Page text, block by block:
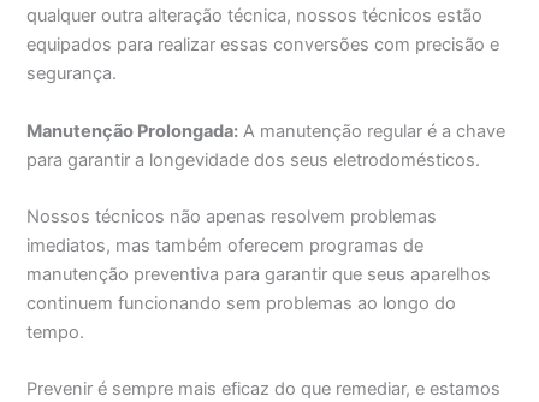
qualquer outra alteração técnica, nossos técnicos estão
equipados para realizar essas conversões com precisão e
segurança.
Manutenção Prolongada: A manutenção regular é a chave
para garantir a longevidade dos seus eletrodomésticos.
Nossos técnicos não apenas resolvem problemas
imediatos, mas também oferecem programas de
manutenção preventiva para garantir que seus aparelhos
continuem funcionando sem problemas ao longo do
tempo.
Prevenir é sempre mais eficaz do que remediar, e estamos